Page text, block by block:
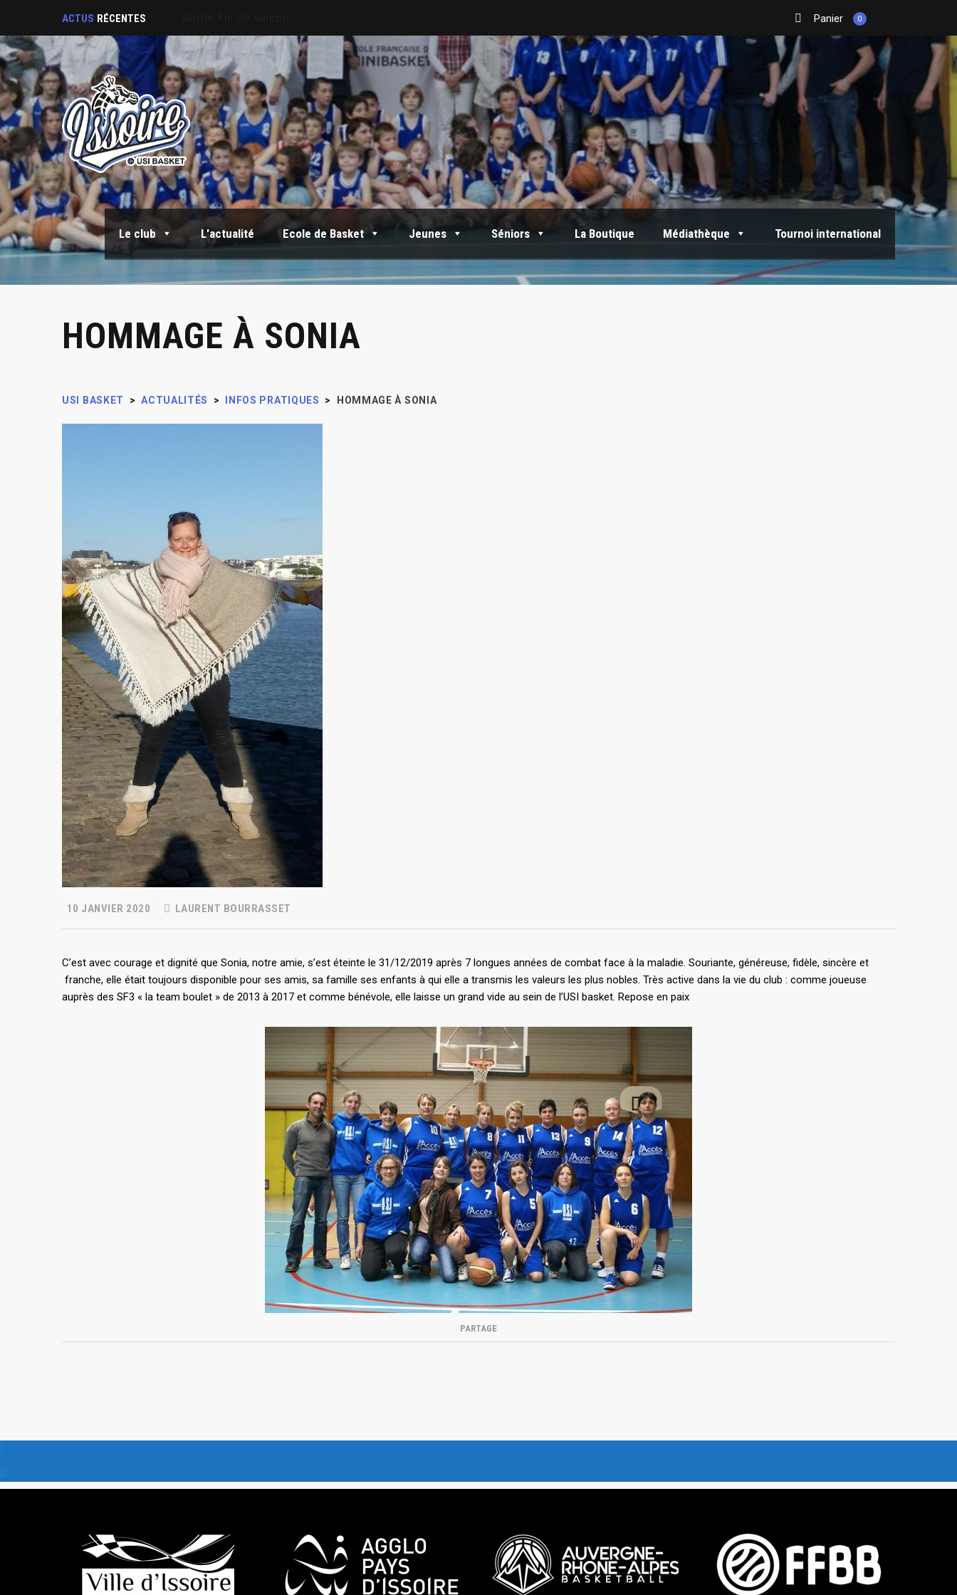
ACTUS RÉCENTES Panier 0
Le club L'actualité Ecole de Basket Jeunes Séniors La Boutique Médiathèque Tournoi international
HOMMAGE À SONIA
USI BASKET > ACTUALITÉS > INFOS PRATIQUES > HOMMAGE À SONIA
10 JANVIER 2020 LAURENT BOURRASSET
C’est avec courage et dignité que Sonia, notre amie, s’est éteinte le 31/12/2019 après 7 longues années de combat face à la maladie. Souriante, généreuse, fidèle, sincère et
franche, elle était toujours disponible pour ses amis, sa famille ses enfants à qui elle a transmis les valeurs les plus nobles. Très active dans la vie du club : comme joueuse
auprès des SF3 « la team boulet » de 2013 à 2017 et comme bénévole, elle laisse un grand vide au sein de l’USI basket. Repose en paix
PARTAGE